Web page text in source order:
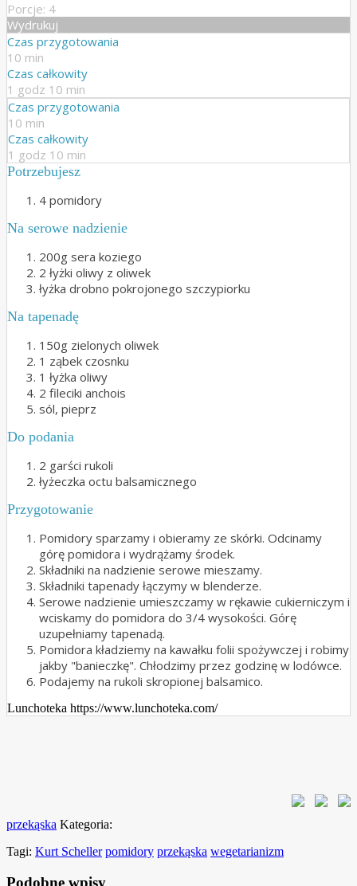
Porcje: 4
Wydrukuj
Czas przygotowania
10 min
Czas całkowity
1 godz 10 min
Czas przygotowania
10 min
Czas całkowity
1 godz 10 min
Potrzebujesz
4 pomidory
Na serowe nadzienie
200g sera koziego
2 łyżki oliwy z oliwek
łyżka drobno pokrojonego szczypiorku
Na tapenadę
150g zielonych oliwek
1 ząbek czosnku
1 łyżka oliwy
2 fileciki anchois
sól, pieprz
Do podania
2 garści rukoli
łyżeczka octu balsamicznego
Przygotowanie
Pomidory sparzamy i obieramy ze skórki. Odcinamy
górę pomidora i wydrążamy środek.
Składniki na nadzienie serowe mieszamy.
Składniki tapenady łączymy w blenderze.
Serowe nadzienie umieszczamy w rękawie cukierniczym i
wciskamy do pomidora do 3/4 wysokości. Górę
uzupełniamy tapenadą.
Pomidora kładziemy na kawałku folii spożywczej i robimy
jakby "banieczkę". Chłodzimy przez godzinę w lodówce.
Podajemy na rukoli skropionej balsamico.
Lunchoteka https://www.lunchoteka.com/
przekąska Kategoria:
Tagi: Kurt Scheller pomidory przekąska wegetarianizm
Podobne wpisy